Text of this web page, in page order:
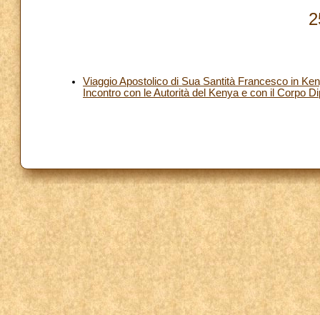
Viaggio Apostolico di Sua Santità Francesco in
Incontro con le Autorità del Kenya e con il Corpo